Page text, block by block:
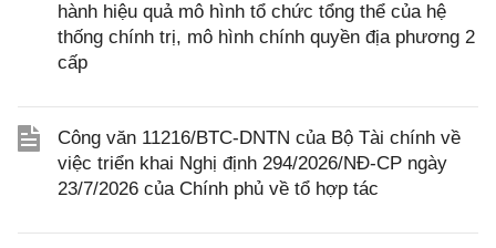
hành hiệu quả mô hình tổ chức tổng thể của hệ
thống chính trị, mô hình chính quyền địa phương 2
cấp
Công văn 11216/BTC-DNTN của Bộ Tài chính về
việc triển khai Nghị định 294/2026/NĐ-CP ngày
23/7/2026 của Chính phủ về tổ hợp tác